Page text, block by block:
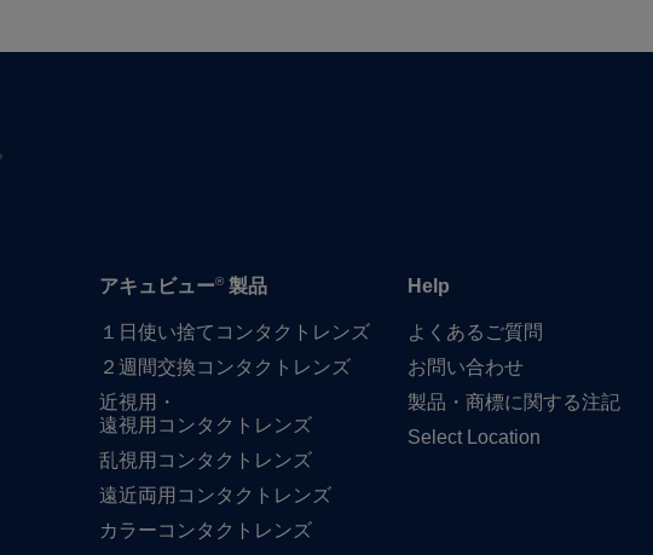
アキュビュー®製品
１日​使い捨て​​コンタクトレンズ
２週間交換コンタクトレンズ
近視用・
遠視用コンタクトレンズ
乱視用コンタクトレンズ
遠近両用コンタクトレンズ
カラーコンタクトレンズ
Help
よく​ある​ご質問
お問い​合わせ
製品・商標に​関する​注記
Select Location